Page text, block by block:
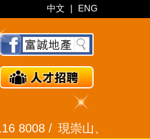
中文 | ENG
/現崇山、譽港灣 2345